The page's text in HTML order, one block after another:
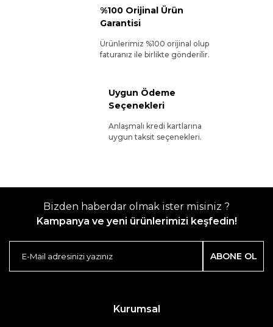
%100 Orijinal Ürün
Garantisi
Ürünlerimiz %100 orijinal olup
faturanız ile birlikte gönderilir.
Uygun Ödeme
Seçenekleri
Anlaşmalı kredi kartlarına
uygun taksit seçenekleri.
Bizden haberdar olmak ister misiniz ?
Kampanya ve yeni ürünlerimizi keşfedin!
ABONE OL
Kurumsal